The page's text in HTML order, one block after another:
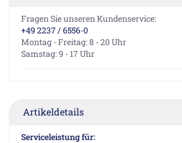
Fragen Sie unseren Kundenservice:
+49 2237 / 6556-0
Montag - Freitag: 8 - 20 Uhr
Samstag: 9 - 17 Uhr
Artikeldetails
Serviceleistung für: